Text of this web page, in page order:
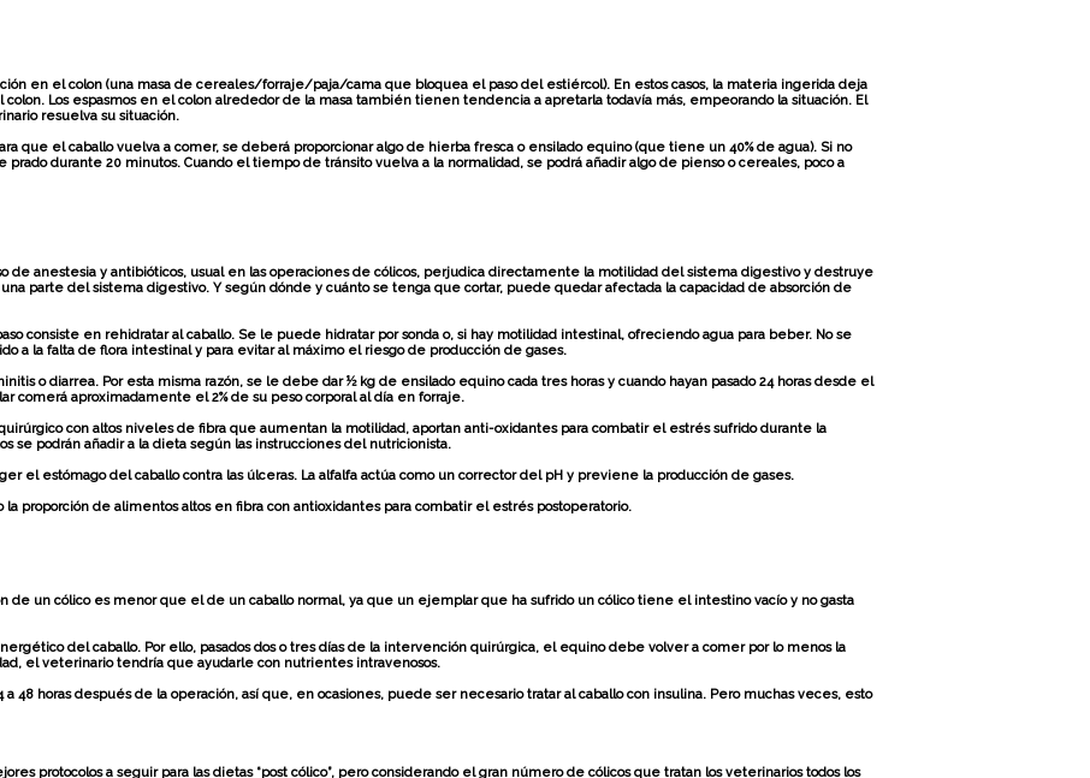
en el colon (una masa de cereales/forraje/paja/cama que bloquea el paso del estiércol). En estos casos, la materia ingerida deja
Los espasmos en el colon alrededor de la masa también tienen tendencia a apretarla todavía más, empeorando la situación. El
resuelva su situación.
que el caballo vuelva a comer, se deberá proporcionar algo de hierba fresca o ensilado equino (que tiene un 40% de agua). Si no
durante 20 minutos. Cuando el tiempo de tránsito vuelva a la normalidad, se podrá añadir algo de pienso o cereales, poco a
de anestesia y antibióticos, usual en las operaciones de cólicos, perjudica directamente la motilidad del sistema digestivo y destruye
parte del sistema digestivo. Y según dónde y cuánto se tenga que cortar, puede quedar afectada la capacidad de absorción de
consiste en rehidratar al caballo. Se le puede hidratar por sonda o, si hay motilidad intestinal, ofreciendo agua para beber. No se
a la falta de flora intestinal y para evitar al máximo el riesgo de producción de gases.
o diarrea. Por esta misma razón, se le debe dar ½ kg de ensilado equino cada tres horas y cuando hayan pasado 24 horas desde el
aproximadamente el 2% de su peso corporal al día en forraje.
con altos niveles de fibra que aumentan la motilidad, aportan anti-oxidantes para combatir el estrés sufrido durante la
se podrán añadir a la dieta según las instrucciones del nutricionista.
el estómago del caballo contra las úlceras. La alfalfa actúa como un corrector del pH y previene la producción de gases.
proporción de alimentos altos en fibra con antioxidantes para combatir el estrés postoperatorio.
un cólico es menor que el de un caballo normal, ya que un ejemplar que ha sufrido un cólico tiene el intestino vacío y no gasta
del caballo. Por ello, pasados dos o tres días de la intervención quirúrgica, el equino debe volver a comer por lo menos la
el veterinario tendría que ayudarle con nutrientes intravenosos.
48 horas después de la operación, así que, en ocasiones, puede ser necesario tratar al caballo con insulina. Pero muchas veces, esto
protocolos a seguir para las dietas “post cólico”, pero considerando el gran número de cólicos que tratan los veterinarios todos los